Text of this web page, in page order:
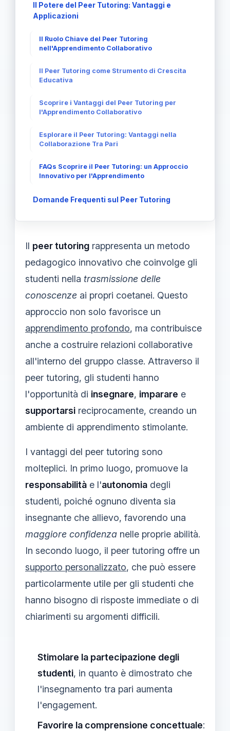
Il Potere del Peer Tutoring: Vantaggi e
Applicazioni
Il Ruolo Chiave del Peer Tutoring
nell'Apprendimento Collaborativo
Il Peer Tutoring come Strumento di Crescita
Educativa
Scoprire i Vantaggi del Peer Tutoring per
l'Apprendimento Collaborativo
Esplorare il Peer Tutoring: Vantaggi nella
Collaborazione Tra Pari
FAQs Scoprire il Peer Tutoring: un Approccio
Innovativo per l'Apprendimento
Domande Frequenti sul Peer Tutoring
Il peer tutoring rappresenta un metodo
pedagogico innovativo che coinvolge gli
studenti nella trasmissione delle
conoscenze ai propri coetanei. Questo
approccio non solo favorisce un
apprendimento profondo, ma contribuisce
anche a costruire relazioni collaborative
all'interno del gruppo classe. Attraverso il
peer tutoring, gli studenti hanno
l'opportunità di insegnare, imparare e
supportarsi reciprocamente, creando un
ambiente di apprendimento stimolante.
I vantaggi del peer tutoring sono
molteplici. In primo luogo, promuove la
responsabilità e l'autonomia degli
studenti, poiché ognuno diventa sia
insegnante che allievo, favorendo una
maggiore confidenza nelle proprie abilità.
In secondo luogo, il peer tutoring offre un
supporto personalizzato, che può essere
particolarmente utile per gli studenti che
hanno bisogno di risposte immediate o di
chiarimenti su argomenti difficili.
Stimolare la partecipazione degli
studenti, in quanto è dimostrato che
l'insegnamento tra pari aumenta
l'engagement.
Favorire la comprensione concettuale: